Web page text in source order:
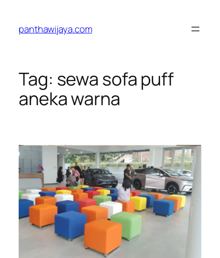
konten
panthawijaya.com
Tag: sewa sofa puff
aneka warna